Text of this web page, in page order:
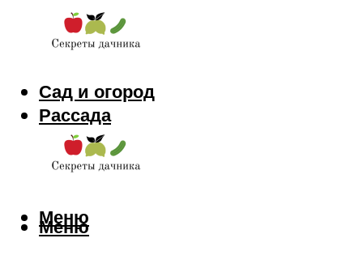
Сад и огород
Рассада
Цветы
Заготовки
Меню
Меню